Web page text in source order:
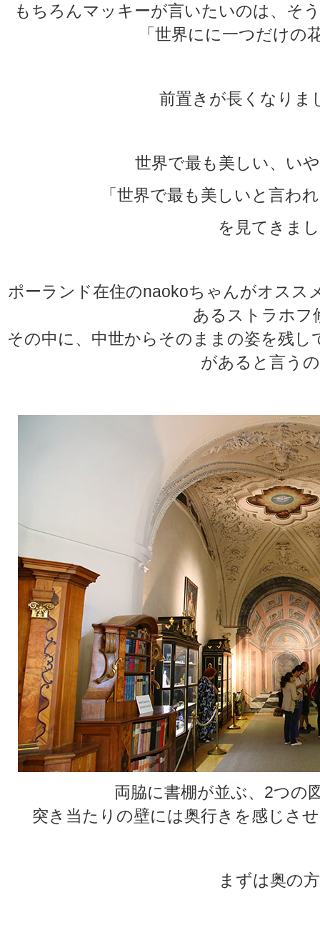
もちろんマッキーが言いたいのは、そ
「世界にに一つだけの
前置きが長くなりま
世界で最も美しい、い
「世界で最も美しいと言わ
を見てきま
ポーランド在住のnaokoちゃんがオスス
あるストラホフ
その中に、中世からそのままの姿を残
があると言う
両脇に書棚が並ぶ、2つの
突き当たりの壁には奥行きを感じさ
まずは奥の